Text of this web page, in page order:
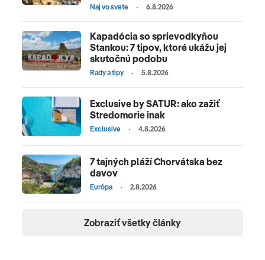
Naj vo svete 6.8.2026
Kapadócia so sprievodkyňou
Stankou: 7 tipov, ktoré ukážu jej
skutočnú podobu
Rady a tipy 5.8.2026
Exclusive by SATUR: ako zažiť
Stredomorie inak
Exclusive 4.8.2026
7 tajných pláží Chorvátska bez
davov
Európa 2.8.2026
Zobraziť všetky články